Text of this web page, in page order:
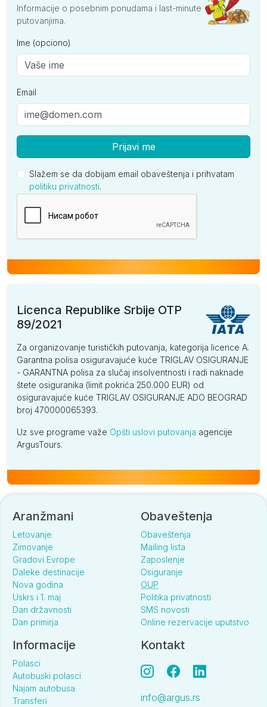
Informacije o posebnim ponudama i last-minute
putovanjima.
Ime (opciono)
Email
Prijavi me
Slažem se da dobijam email obaveštenja i prihvatam
politiku privatnosti.
Licenca Republike Srbije OTP
89/2021
Za organizovanje turističkih putovanja, kategorija licence A.
Garantna polisa osiguravajuće kuće TRIGLAV OSIGURANJE
- GARANTNA polisa za slučaj insolventnosti i radi naknade
štete osiguranika (limit pokrića 250.000 EUR) od
osiguravajuće kuće TRIGLAV OSIGURANJE ADO BEOGRAD
broj 470000065393.
Uz sve programe važe Opšti uslovi putovanja agencije
ArgusTours.
Aranžmani
Letovanje
Zimovanje
Gradovi Evrope
Daleke destinacije
Nova godina
Uskrs i 1. maj
Dan državnosti
Dan primirja
Obaveštenja
Obaveštenja
Mailing lista
Zaposlenje
Osiguranje
OUP
Politika privatnosti
SMS novosti
Online rezervacije uputstvo
Informacije
Polasci
Autobuski polasci
Najam autobusa
Transferi
Kontakt
info@argus.rs